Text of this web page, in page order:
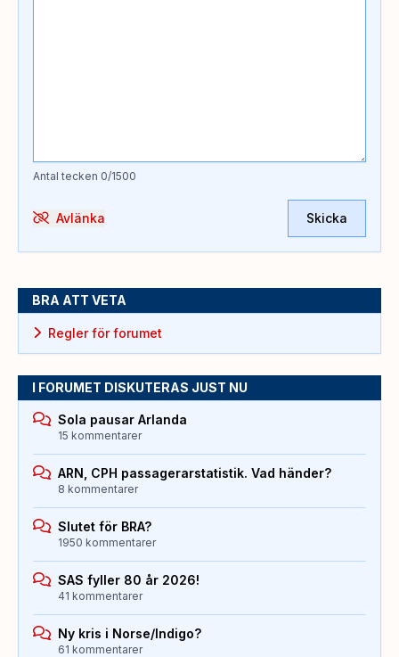
Antal tecken 0/1500
Avlänka Skicka
BRA ATT VETA
Regler för forumet
I FORUMET DISKUTERAS JUST NU
Sola pausar Arlanda
15 kommentarer
ARN, CPH passagerarstatistik. Vad händer?
8 kommentarer
Slutet för BRA?
1950 kommentarer
SAS fyller 80 år 2026!
41 kommentarer
Ny kris i Norse/Indigo?
61 kommentarer